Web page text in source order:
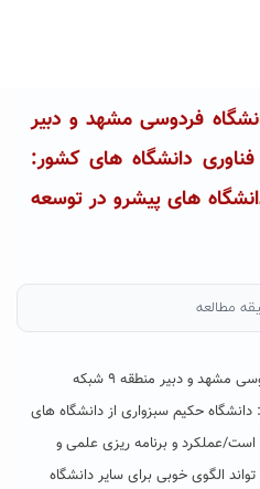
فردوسی مشهد و دبیر
و فناوری دانشگاه های کشور:
های پیشرو در توسعه
معاون پژوهش و فناوری دانشگاه فردوسی مشهد و دبیر منطقه ۹ شبکه
حکیم سبزواری از دانشگاه های
است/عملکرد و برنامه ریزی علمی و
الگوی خوبی برای سایر دانشگاه